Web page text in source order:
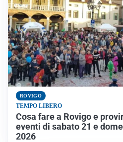
ROVIGO
TEMPO LIBERO
Cosa fare a Rovigo e
eventi di sabato 21 e
2026